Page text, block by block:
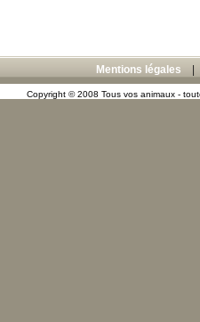
Mentions légales
Copyright © 2008 Tous vos animaux -